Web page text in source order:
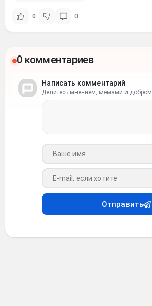
0 0
0 комментариев
Написать комментарий
Делитесь мнением, мемами и добром
Ваше имя
Ваш e-mail
Отправить